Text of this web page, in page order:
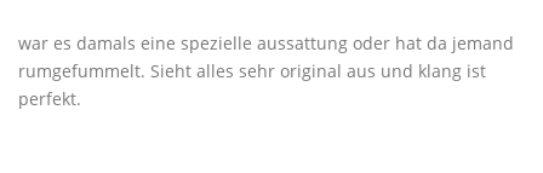
war es damals eine spezielle aussattung oder hat da jemand
rumgefummelt. Sieht alles sehr original aus und klang ist
perfekt.